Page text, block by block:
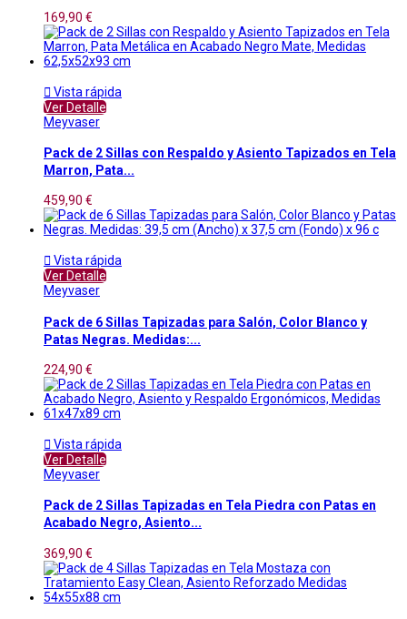
169,90 €
 Vista rápida
Ver Detalle
Meyvaser
Pack de 2 Sillas con Respaldo y Asiento Tapizados en Tela
Marron, Pata...
459,90 €
 Vista rápida
Ver Detalle
Meyvaser
Pack de 6 Sillas Tapizadas para Salón, Color Blanco y
Patas Negras. Medidas:...
224,90 €
 Vista rápida
Ver Detalle
Meyvaser
Pack de 2 Sillas Tapizadas en Tela Piedra con Patas en
Acabado Negro, Asiento...
369,90 €